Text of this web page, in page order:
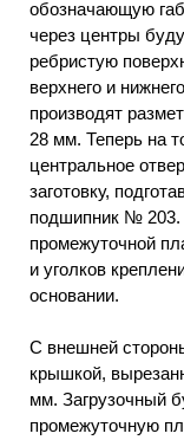
обозначающую
через центры
ребристую
верхнего и
производят
28 мм. Теперь на
центральное
заготовку,
подшипник № 203.
промежуточной
и уголков
основании.
С внешней
крышкой,
мм. Загрузочный
промежуточную